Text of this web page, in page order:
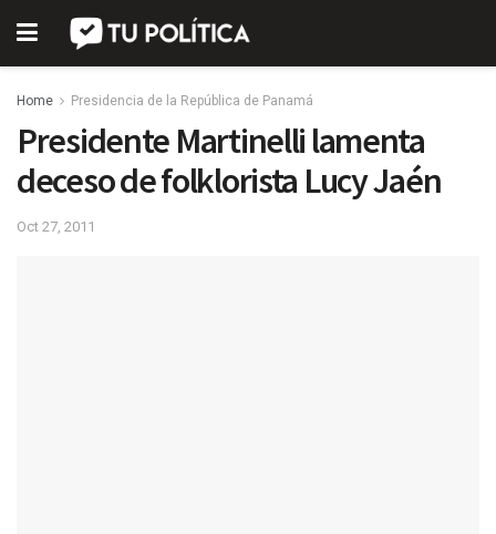
Home Presidencia de la República de Panamá
Presidente Martinelli lamenta
deceso de folklorista Lucy Jaén
Oct 27, 2011